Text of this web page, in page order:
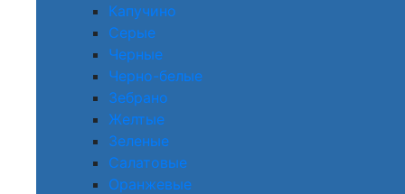
Капучино
Серые
Черные
Черно-белые
Зебрано
Желтые
Зеленые
Салатовые
Оранжевые